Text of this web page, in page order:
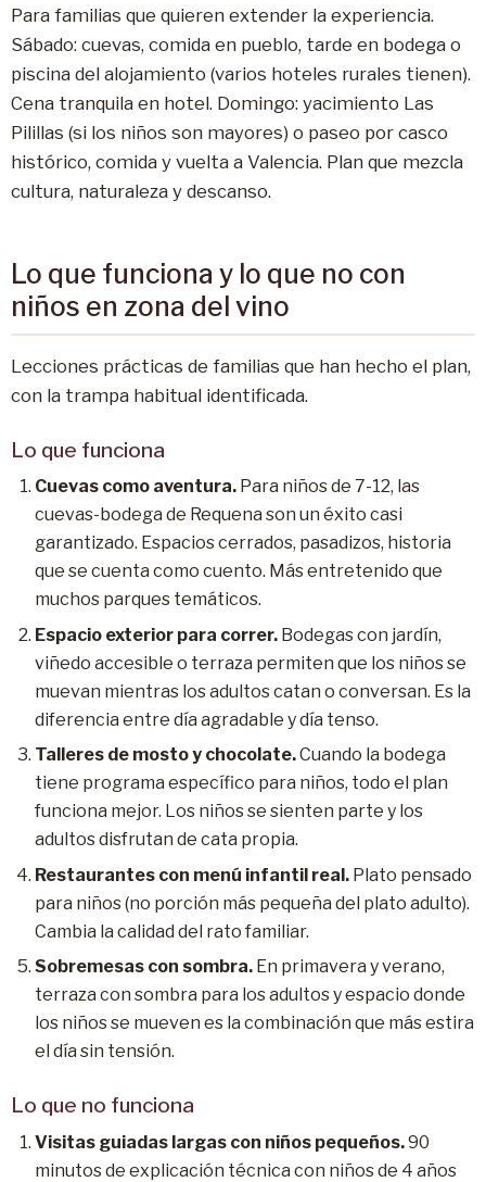
Para familias que quieren extender la experiencia.
Sábado: cuevas, comida en pueblo, tarde en bodega o
piscina del alojamiento (varios hoteles rurales tienen).
Cena tranquila en hotel. Domingo: yacimiento Las
Pilillas (si los niños son mayores) o paseo por casco
histórico, comida y vuelta a Valencia. Plan que mezcla
cultura, naturaleza y descanso.
Lo que funciona y lo que no con
niños en zona del vino
Lecciones prácticas de familias que han hecho el plan,
con la trampa habitual identificada.
Lo que funciona
Cuevas como aventura. Para niños de 7-12, las
cuevas-bodega de Requena son un éxito casi
garantizado. Espacios cerrados, pasadizos, historia
que se cuenta como cuento. Más entretenido que
muchos parques temáticos.
Espacio exterior para correr. Bodegas con jardín,
viñedo accesible o terraza permiten que los niños se
muevan mientras los adultos catan o conversan. Es la
diferencia entre día agradable y día tenso.
Talleres de mosto y chocolate.Cuando la bodega
tiene programa específico para niños, todo el plan
funciona mejor. Los niños se sienten parte y los
adultos disfrutan de cata propia.
Restaurantes con menú infantil real. Plato pensado
para niños (no porción más pequeña del plato adulto).
Cambia la calidad del rato familiar.
Sobremesas con sombra. En primavera y verano,
terraza con sombra para los adultos y espacio donde
los niños se mueven es la combinación que más estira
el día sin tensión.
Lo que no funciona
Visitas guiadas largas con niños pequeños.90
minutos de explicación técnica con niños de 4 años